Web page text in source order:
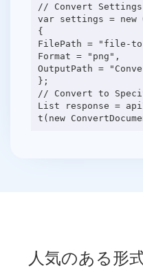
// Convert Settings
var settings = new
{
FilePath = "file-
Format = "png",
OutputPath =
};
// Convert to
List response =
人気のある形